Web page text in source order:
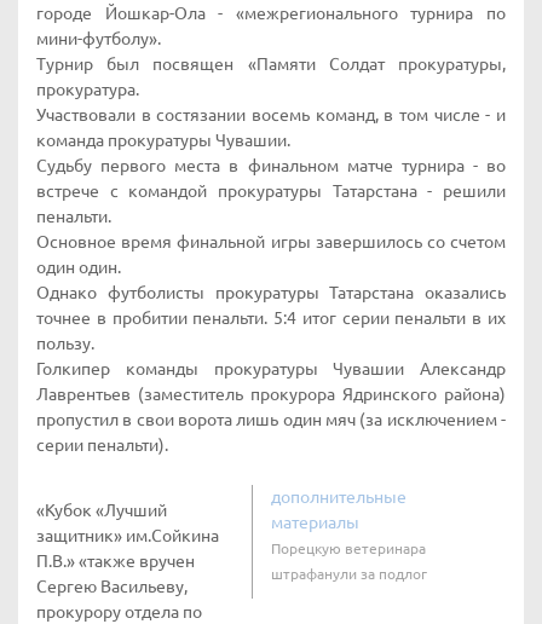
городе Йошкар-Ола - «межрегионального турнира по
мини-футболу».
Турнир был посвящен «Памяти Солдат прокуратуры,
прокуратура.
Участвовали в состязании восемь команд, в том числе - и
команда прокуратуры Чувашии.
Судьбу первого места в финальном матче турнира - во
встрече с командой прокуратуры Татарстана - решили
пенальти.
Основное время финальной игры завершилось со счетом
один один.
Однако футболисты прокуратуры Татарстана оказались
точнее в пробитии пенальти. 5:4 итог серии пенальти в их
пользу.
Голкипер команды прокуратуры Чувашии Александр
Лаврентьев (заместитель прокурора Ядринского района)
пропустил в свои ворота лишь один мяч (за исключением -
серии пенальти).
дополнительные
материалы
Порецкую ветеринара
штрафанули за подлог
«Кубок «Лучший
защитник» им.Сойкина
П.В.» «также вручен
Сергею Васильеву,
прокурору отдела по